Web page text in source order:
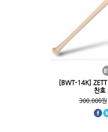
[BWT-14K]
찬호
300,000원